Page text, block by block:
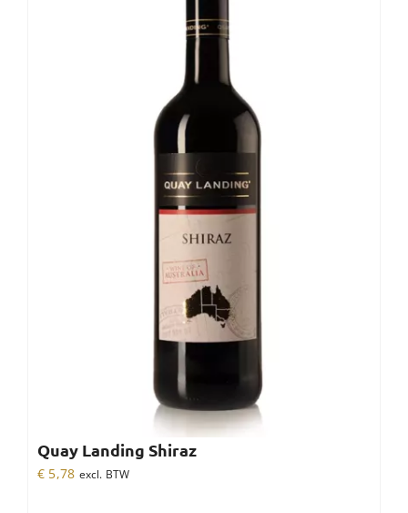
Quay Landing Shiraz
€ 5,78 excl. BTW